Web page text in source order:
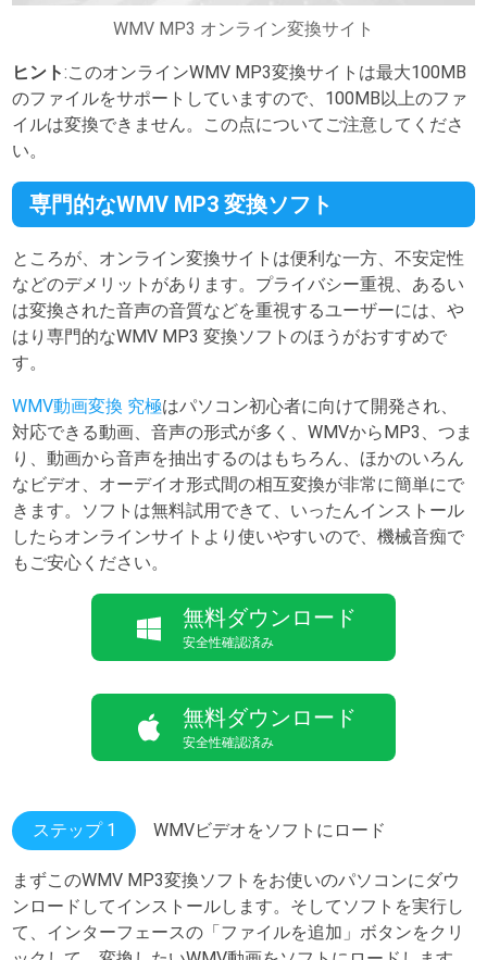
WMV MP3 オンライン変換サイト
ヒント:このオンラインWMV MP3変換サイトは最大100MB
のファイルをサポートしていますので、100MB以上のファ
イルは変換できません。この点についてご注意してくださ
い。
専門的なWMV MP3 変換ソフト
ところが、オンライン変換サイトは便利な一方、不安定性
などのデメリットがあります。プライバシー重視、あるい
は変換された音声の音質などを重視するユーザーには、や
はり専門的なWMV MP3 変換ソフトのほうがおすすめで
す。
WMV動画変換 究極はパソコン初心者に向けて開発され、
対応できる動画、音声の形式が多く、WMVからMP3、つま
り、動画から音声を抽出するのはもちろん、ほかのいろん
なビデオ、オーデイオ形式間の相互変換が非常に簡単にで
きます。ソフトは無料試用できて、いったんインストール
したらオンラインサイトより使いやすいので、機械音痴で
もご安心ください。
無料ダウンロード
安全性確認済み
無料ダウンロード
安全性確認済み
ステップ 1 WMVビデオをソフトにロード
まずこのWMV MP3変換ソフトをお使いのパソコンにダウ
ンロードしてインストールします。そしてソフトを実行し
て、インターフェースの「ファイルを追加」ボタンをクリ